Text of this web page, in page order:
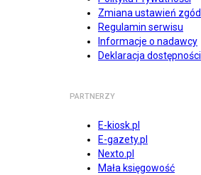
Zmiana ustawień zgód
Regulamin serwisu
Informacje o nadawcy
Deklaracja dostępności
PARTNERZY
E-kiosk.pl
E-gazety.pl
Nexto.pl
Mała księgowość